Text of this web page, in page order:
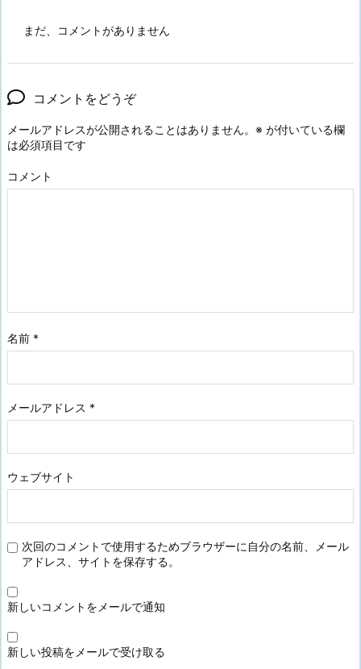
まだ、コメントがありません
コメントをどうぞ
メールアドレスが公開されることはありません。 ※ が付いている欄
は必須項目です
コメント
名前 *
メールアドレス *
ウェブサイト
次回のコメントで使用するためブラウザーに自分の名前、メール
アドレス、サイトを保存する。
新しいコメントをメールで通知
新しい投稿をメールで受け取る